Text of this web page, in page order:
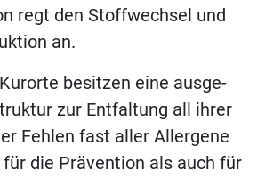
regt den Stoff­wech­sel und
an.
be­sit­zen eine aus­ge­
zur Ent­fal­tung all ih­rer
Feh­len fast al­ler All­er­ge­ne
die Prä­ven­ti­on als auch für